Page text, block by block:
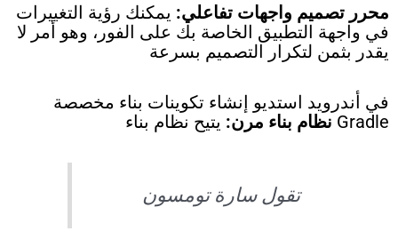
محرر تصميم واجهات تفاعلي: يمكنك رؤية التغييرات
في واجهة التطبيق الخاصة بك على الفور، وهو أمر لا
يقدر بثمن لتكرار التصميم بسرعة
في أندرويد استديو إنشاء تكوينات بناء مخصصة
Gradle نظام بناء مرن: يتيح نظام بناء
تقول سارة تومسون